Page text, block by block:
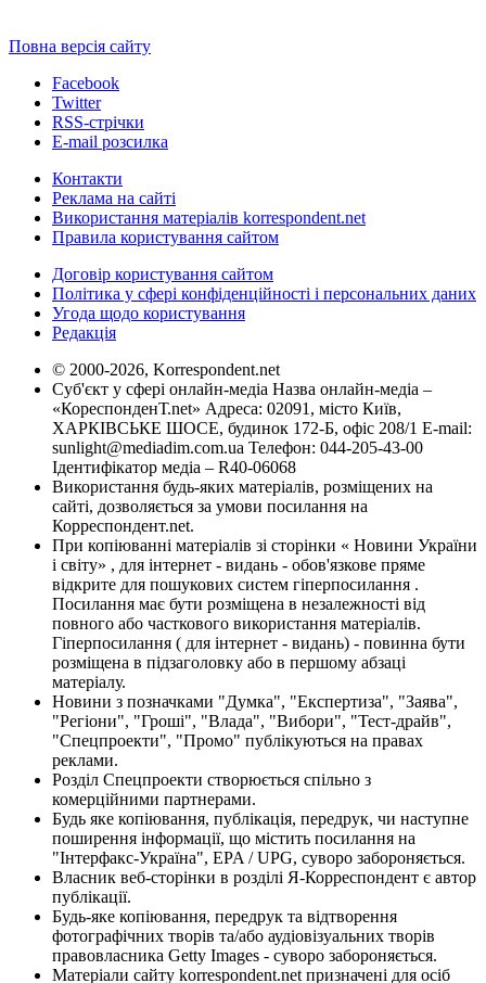
Повна версія сайту
Facebook
Twitter
RSS-стрічки
E-mail розсилка
Контакти
Реклама на сайті
Використання матеріалів korrespondent.net
Правила користування сайтом
Договір користування сайтом
Політика у сфері конфіденційності і персональних даних
Угода щодо користування
Редакція
© 2000-2026, Korrespondent.net
Суб'єкт у сфері онлайн-медіа Назва онлайн-медіа –
«КореспонденТ.net» Адреса: 02091, місто Київ,
ХАРКІВСЬКЕ ШОСЕ, будинок 172-Б, офіс 208/1 E-mail:
sunlight@mediadim.com.ua Телефон: 044-205-43-00
Ідентифікатор медіа – R40-06068
Використання будь-яких матеріалів, розміщених на
сайті, дозволяється за умови посилання на
Корреспондент.net.
При копіюванні матеріалів зі сторінки « Новини України
і світу» , для інтернет - видань - обов'язкове пряме
відкрите для пошукових систем гіперпосилання .
Посилання має бути розміщена в незалежності від
повного або часткового використання матеріалів.
Гіперпосилання ( для інтернет - видань) - повинна бути
розміщена в підзаголовку або в першому абзаці
матеріалу.
Новини з позначками "Думка", "Експертиза", "Заява",
"Регіони", "Гроші", "Влада", "Вибори", "Тест-драйв",
"Спецпроекти", "Промо" публікуються на правах
реклами.
Розділ Спецпроекти створюється спільно з
комерційними партнерами.
Будь яке копіювання, публікація, передрук, чи наступне
поширення інформації, що містить посилання на
"Інтерфакс-Україна", EPA / UPG, суворо забороняється.
Власник веб-сторінки в розділі Я-Корреспондент є автор
публікації.
Будь-яке копіювання, передрук та відтворення
фотографічних творів та/або аудіовізуальних творів
правовласника Getty Images - суворо забороняється.
Матеріали сайту korrespondent.net призначені для осіб